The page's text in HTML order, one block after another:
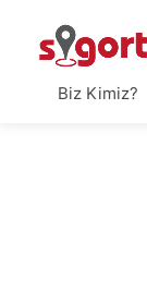
Biz Kimiz?